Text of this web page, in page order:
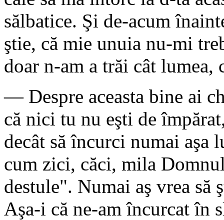
sălbatice. Şi de-acum
ştie, că mie unuia nu-mi
doar n-am a trăi cât lumea,
— Despre aceasta bine ai
că nici tu nu eşti de
decât să încurci numai aşa
cum zici, căci, mila
destule". Numai aş vrea să
Aşa-i că ne-am încurcat în